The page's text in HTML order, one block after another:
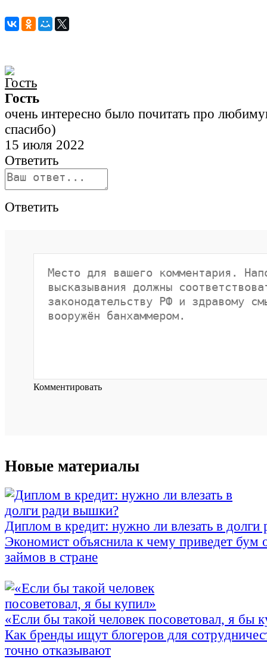
Гость
очень интересно было почитать про
спасибо)
15 июля 2022
Ответить
Ответить
Комментировать
Новые материалы
Диплом в кредит: нужно ли влезать в
Экономист объяснила к чему приведет бум
займов в стране
«Если бы такой человек посоветовал, я бы
Как бренды ищут блогеров для
точно отказывают